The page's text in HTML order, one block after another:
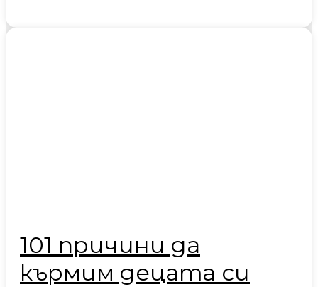
101 причини да
кърмим децата си